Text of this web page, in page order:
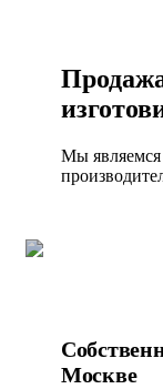
Мы
Москве